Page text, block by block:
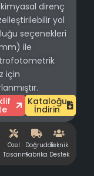
kimyasal direnç
yol
seçenekleri
ile
için
Kataloğu
İndirin
Özel
Tasarım
Doğrudan
Fabrika
Teknik
Destek